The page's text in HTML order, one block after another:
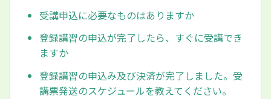
受講申込に必要なものはありますか
登録講習の申込が完了したら、すぐに受講でき
ますか
登録講習の申込み及び決済が完了しました。受
講票発送のスケジュールを教えてください。